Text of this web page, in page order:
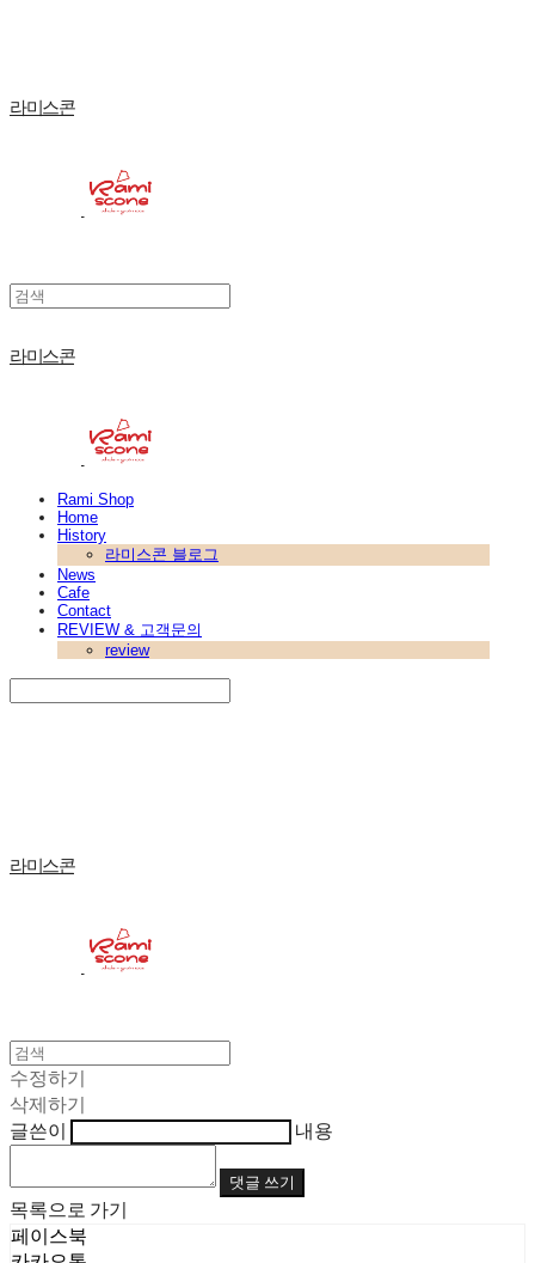
라미스콘
라미스콘
Rami Shop
Home
History
라미스콘 블로그
News
Cafe
Contact
REVIEW & 고객문의
review
라미스콘
수정하기
삭제하기
글쓴이
내용
댓글 쓰기
목록으로 가기
페이스북